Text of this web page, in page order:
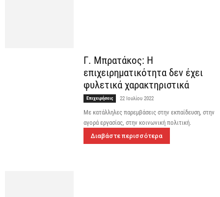
Γ. Μπρατάκος: Η
επιχειρηματικότητα δεν έχει
φυλετικά χαρακτηριστικά
Επιχειρήσεις 22 Ιουλίου 2022
Με κατάλληλες παρεμβάσεις στην εκπαίδευση, στην
αγορά εργασίας, στην κοινωνική πολιτική.
Διαβάστε περισσότερα